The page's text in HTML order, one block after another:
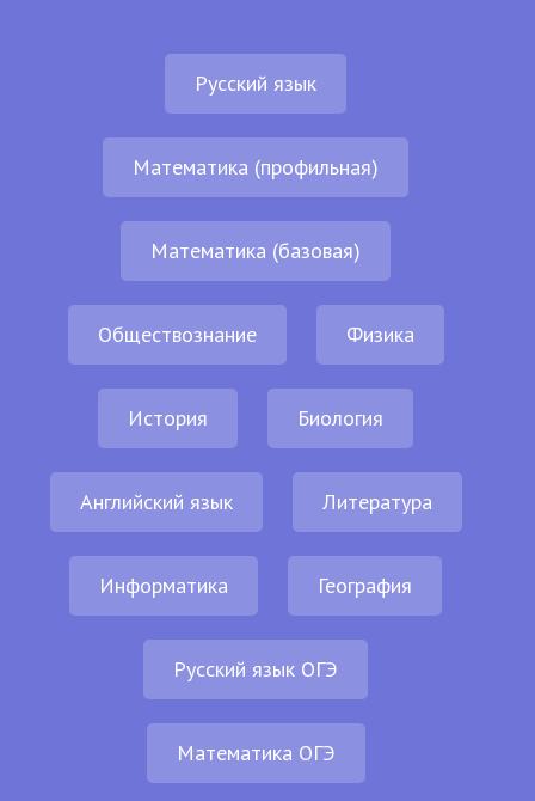
Русский язык
Математика (профильная)
Математика (базовая)
Обществознание Физика
История Биология
Английский язык Литература
Информатика География
Русский язык ОГЭ
Математика ОГЭ